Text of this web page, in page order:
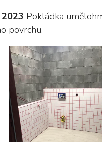
Pokládka
povrchu.